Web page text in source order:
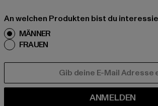
An welchen Produkten bist du
MÄNNER
FRAUEN
ANMELDEN